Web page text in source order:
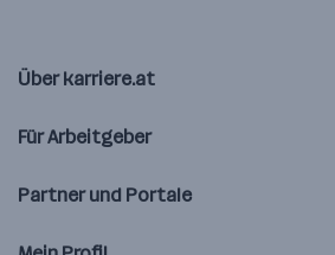
Über karriere.at
Für Arbeitgeber
Partner und Portale